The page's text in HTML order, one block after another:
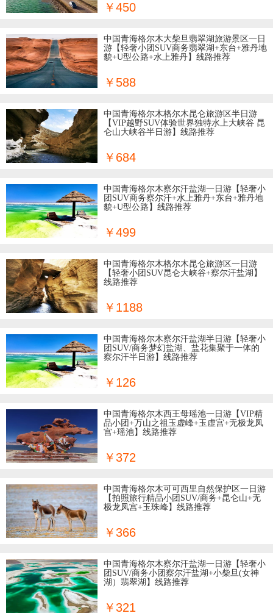
￥450
中国青海格尔木大柴旦翡翠湖旅游景区一日
游【轻奢小团SUV商务翡翠湖+东台+雅丹地
貌+U型公路+水上雅丹】线路推荐
￥588
中国青海格尔木格尔木昆仑旅游区半日游
【VIP越野SUV体验世界独特水上大峡谷 昆
仑山大峡谷半日游】线路推荐
￥684
中国青海格尔木察尔汗盐湖一日游【轻奢小
团SUV商务察尔汗+水上雅丹+东台+雅丹地
貌+U型公路】线路推荐
￥499
中国青海格尔木格尔木昆仑旅游区一日游
【轻奢小团SUV昆仑大峡谷+察尔汗盐湖】
线路推荐
￥1188
中国青海格尔木察尔汗盐湖半日游【轻奢小
团SUV/商务梦幻盐湖、盐花集聚于一体的
察尔汗半日游】线路推荐
￥126
中国青海格尔木西王母瑶池一日游【VIP精
品小团+万山之祖玉虚峰+玉虚宫+无极龙凤
宫+瑶池】线路推荐
￥372
中国青海格尔木可可西里自然保护区一日游
【拍照旅行精品小团SUV/商务+昆仑山+无
极龙凤宫+玉珠峰】线路推荐
￥366
中国青海格尔木察尔汗盐湖一日游【轻奢小
团SUV/商务小团察尔汗盐湖+小柴旦(女神
湖）翡翠湖】线路推荐
￥321